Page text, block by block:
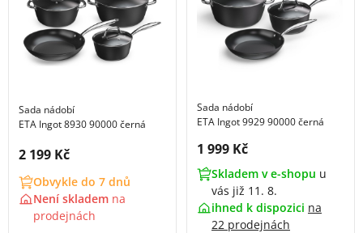
Sada nádobí
ETA Ingot 8930 90000 černá
Cena s DPH:
2 199 Kč
Obvykle do 7 dnů
Není skladem na
prodejnách
Sada nádobí
ETA Ingot 9929 90000 černá
Cena s DPH:
1 999 Kč
Skladem v e-shopu u
vás již 11. 8.
ihned k dispozici na
22 prodejnách